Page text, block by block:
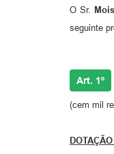
O Sr.
seguinte
Art. 1º
(cem mil